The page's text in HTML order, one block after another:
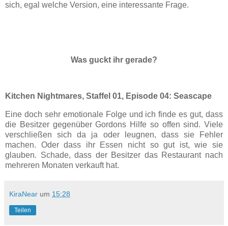
sich, egal welche Version, eine interessante Frage.
Was guckt ihr gerade?
Kitchen Nightmares, Staffel 01, Episode 04: Seascape
Eine doch sehr emotionale Folge und ich finde es gut, dass
die Besitzer gegenüber Gordons Hilfe so offen sind. Viele
verschließen sich da ja oder leugnen, dass sie Fehler
machen. Oder dass ihr Essen nicht so gut ist, wie sie
glauben. Schade, dass der Besitzer das Restaurant nach
mehreren Monaten verkauft hat.
KiraNear um 15:28
Teilen